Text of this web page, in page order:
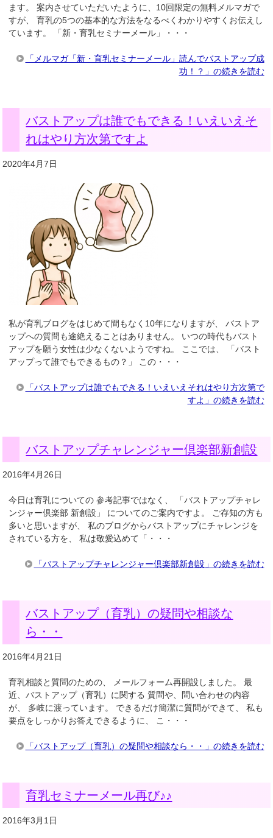
ます。 案内させていただいたように、10回限定の無料メルマガで
すが、 育乳の5つの基本的な方法をなるべくわかりやすくお伝えし
ています。 「新・育乳セミナーメール」・・・
「メルマガ「新・育乳セミナーメール」読んでバストアップ成
功！？」の続きを読む
バストアップは誰でもできる！いえいえそ
れはやり方次第ですよ
2020年4月7日
私が育乳ブログをはじめて間もなく10年になりますが、 バストア
ップへの質問も途絶えることはありません。 いつの時代もバスト
アップを願う女性は少なくないようですね。 ここでは、 「バスト
アップって誰でもできるもの？」 この・・・
「バストアップは誰でもできる！いえいえそれはやり方次第で
すよ」の続きを読む
バストアップチャレンジャー倶楽部新創設
2016年4月26日
今日は育乳についての 参考記事ではなく、 「バストアップチャレ
ンジャー倶楽部 新創設」 についてのご案内ですよ。 ご存知の方も
多いと思いますが、 私のブログからバストアップにチャレンジを
されている方を、 私は敬愛込めて「・・・
「バストアップチャレンジャー倶楽部新創設」の続きを読む
バストアップ（育乳）の疑問や相談な
ら・・
2016年4月21日
育乳相談と質問のための、 メールフォーム再開設しました。 最
近、バストアップ（育乳）に関する 質問や、問い合わせの内容
が、 多岐に渡っています。 できるだけ簡潔に質問ができて、 私も
要点をしっかりお答えできるように、 こ・・・
「バストアップ（育乳）の疑問や相談なら・・」の続きを読む
育乳セミナーメール再び♪♪
2016年3月1日